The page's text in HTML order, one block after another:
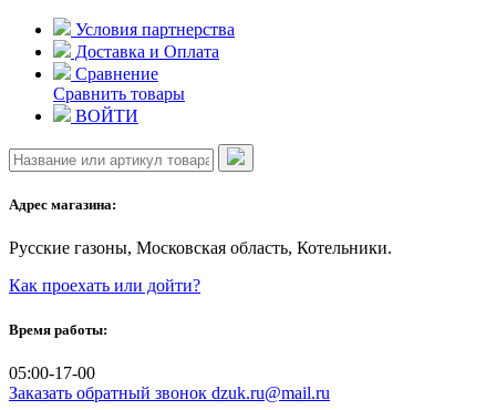
Skip
content
Условия партнерства
Доставка и Оплата
Сравнение
Сравнить товары
ВОЙТИ
Адрес магазина:
Русские газоны, Московская область, Котельники.
Как проехать или дойти?
Время работы:
05:00-17-00
Заказать обратный звонок dzuk.ru@mail.ru